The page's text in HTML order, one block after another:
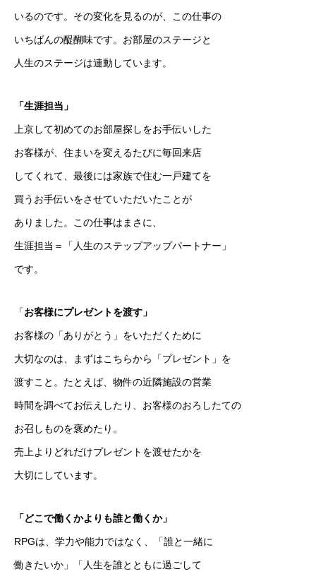
いるのです。その変化を見るのが、この仕事の
いちばんの醍醐味です。お部屋のステージと
人生のステージは連動しています。
「生涯担当」
上京して初めてのお部屋探しをお手伝いした
お客様が、住まいを変えるたびに毎回来店
してくれて、最後には家族で住む一戸建てを
買うお手伝いをさせていただいたことが
ありました。この仕事はまさに、
生涯担当＝「人生のステップアップパートナー」
です。
「お客様にプレゼントを渡す」
お客様の「ありがとう」をいただくために
大切なのは、まずはこちらから「プレゼント」を
渡すこと。たとえば、物件の近隣施設の営業
時間を調べてお伝えしたり、お客様のおろしたての
お召しものを褒めたり。
売上よりどれだけプレゼントを渡せたかを
大切にしています。
「どこで働くかよりも誰と働くか」
RPGは、学力や能力ではなく、「誰と一緒に
働きたいか」「人生を誰とともに過ごして